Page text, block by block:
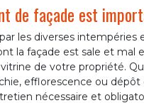
de façade est
les diverses
la façade est sale et
de votre propriété.
efflorescence ou dépôt
nécessaire et